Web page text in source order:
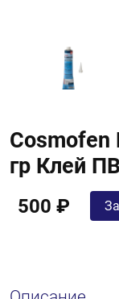
Cosmofen
гр Клей
500 ₽